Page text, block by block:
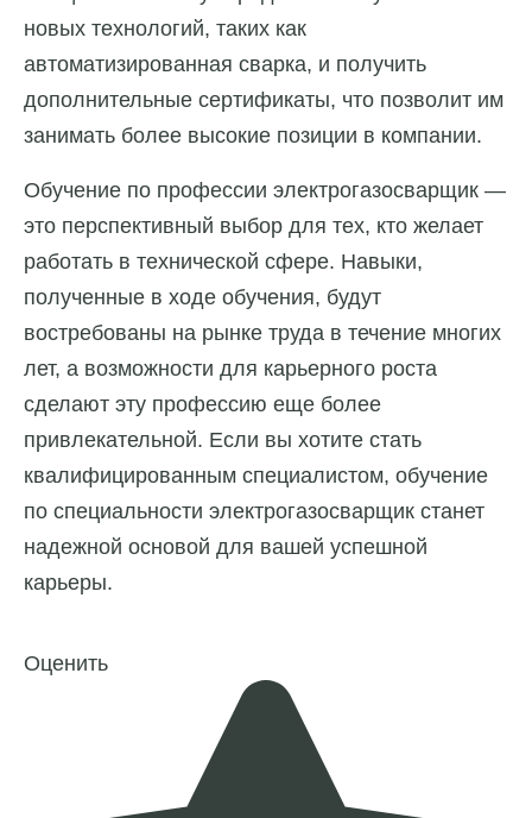
новых технологий, таких как
автоматизированная сварка, и получить
дополнительные сертификаты, что позволит им
занимать более высокие позиции в компании.
Обучение по профессии электрогазосварщик —
это перспективный выбор для тех, кто желает
работать в технической сфере. Навыки,
полученные в ходе обучения, будут
востребованы на рынке труда в течение многих
лет, а возможности для карьерного роста
сделают эту профессию еще более
привлекательной. Если вы хотите стать
квалифицированным специалистом, обучение
по специальности электрогазосварщик станет
надежной основой для вашей успешной
карьеры.
Оценить